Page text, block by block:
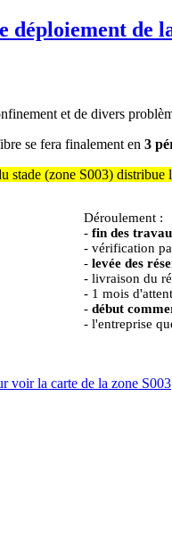
déploiement de
et de divers
se fera finalement en 3
stade (zone S003)
Déroulement :
- fin des
- vérification
- levée des
- livraison du
- 1 mois
- début
- l'entreprise
voir la carte de la zone S003